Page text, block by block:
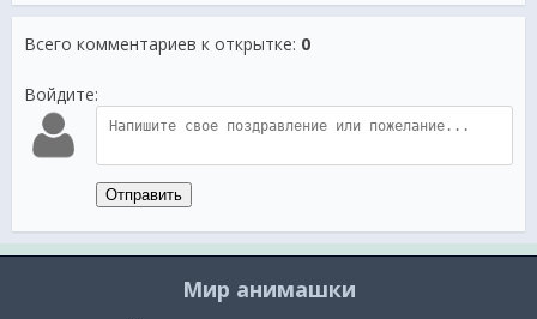
Всего комментариев к открытке: 0
Войдите:
Отправить
Мир анимашки